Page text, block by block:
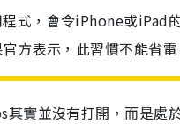
式，會令iPhone或iPad
方表示，此習慣不能省電
其實並沒有打開，而是處